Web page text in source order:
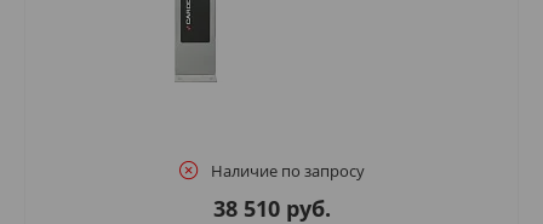
Наличие по запросу
38 510 руб.